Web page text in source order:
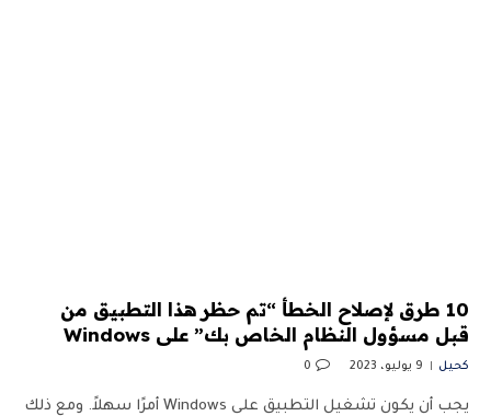
10 طرق لإصلاح الخطأ “تم حظر هذا التطبيق من
قبل مسؤول النظام الخاص بك” على Windows
كحيل 9 يوليو، 2023 0
يجب أن يكون تشغيل التطبيق على Windows أمرًا سهلاً. ومع ذلك